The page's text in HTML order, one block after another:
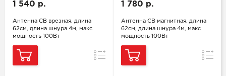
1 540 р.
Антенна СВ врезная, длина
62см, длина шнура 4м, макс
мощность 100Вт
Сравнение
1 780 р.
Антенна СВ магнитная, длина
62см, длина шнура 4м, макс
мощность 100Вт